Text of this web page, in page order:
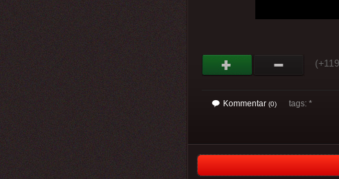
Kommentar (0) tags: *